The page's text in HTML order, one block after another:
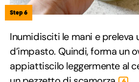
Step 6
Inumidisciti le mani e preleva
d’impasto. Quindi, forma un
appiattiscilo leggermente al